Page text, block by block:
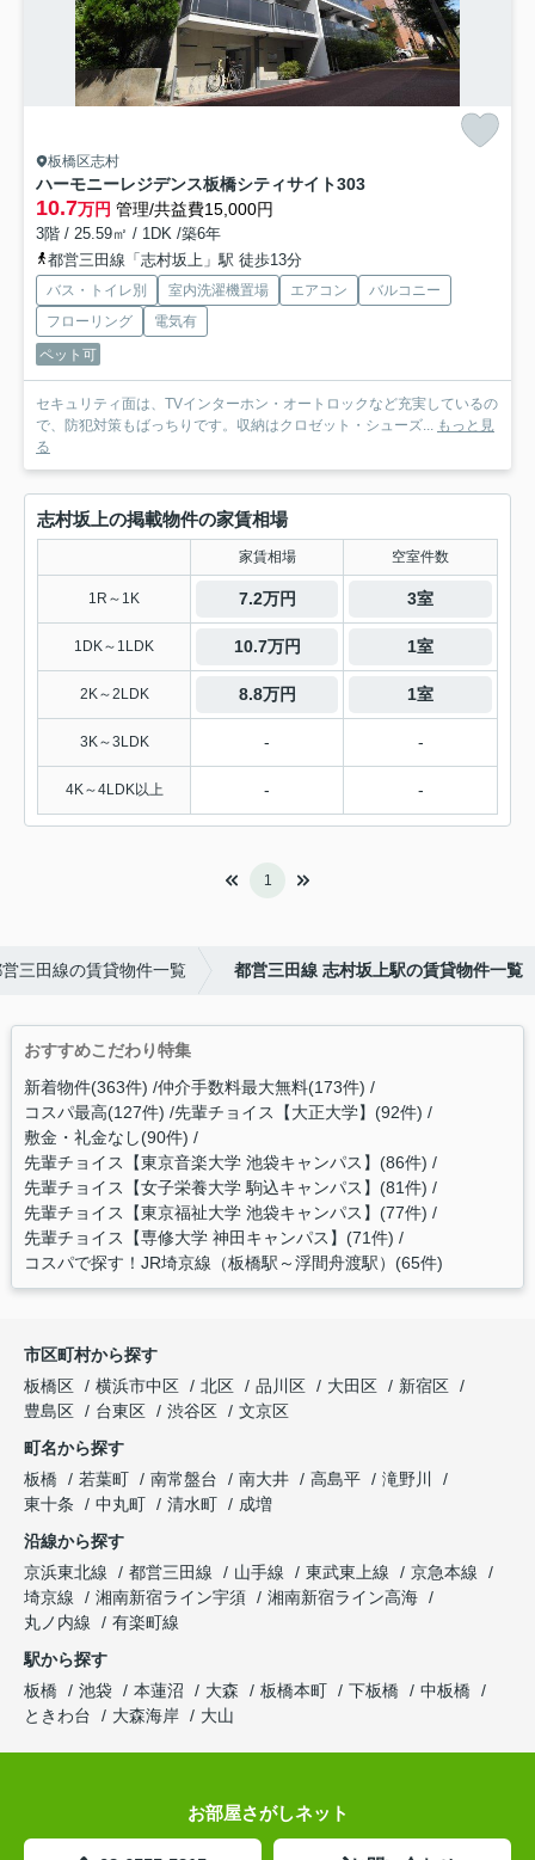
板橋区志村
ハーモニーレジデンス板橋シティサイト303
10.7万円 管理/共益費15,000円
3階 / 25.59㎡ / 1DK /築6年
都営三田線「志村坂上」駅 徒歩13分
バス・トイレ別 室内洗濯機置場 エアコン
バルコニー
フローリング
電気有
ペット可
セキュリティ面は、TVインターホン・オートロックなど充実しているの
で、防犯対策もばっちりです。収納はクロゼット・シューズ... もっと見
る
志村坂上の掲載物件の家賃相場
家賃相場 空室件数
1R～1K 7.2万円 3室
1DK～1LDK 10.7万円 1室
2K～2LDK 8.8万円 1室
3K～3LDK - -
4K～4LDK以上 - -
1
三田線の賃貸物件一覧 都営三田線 志村坂上駅の賃貸物件一覧
おすすめこだわり特集
新着物件(363件) 仲介手数料最大無料(173件)
コスパ最高(127件) 先輩チョイス【大正大学】(92件)
敷金・礼金なし(90件)
先輩チョイス【東京音楽大学 池袋キャンパス】(86件)
先輩チョイス【女子栄養大学 駒込キャンパス】(81件)
先輩チョイス【東京福祉大学 池袋キャンパス】(77件)
先輩チョイス【専修大学 神田キャンパス】(71件)
コスパで探す！JR埼京線（板橋駅～浮間舟渡駅）(65件)
市区町村から探す
板橋区
横浜市中区 北区 品川区 大田区
新宿区
豊島区
台東区 渋谷区
文京区
町名から探す
板橋
若葉町 南常盤台 南大井 高島平
滝野川
東十条
中丸町 清水町
成増
沿線から探す
京浜東北線
都営三田線 山手線 東武東上線
京急本線
埼京線
湘南新宿ライン宇須
湘南新宿ライン高海
丸ノ内線
有楽町線
駅から探す
板橋
池袋 本蓮沼 大森 板橋本町 下板橋
中板橋
ときわ台
大森海岸 大山
お部屋さがしネット